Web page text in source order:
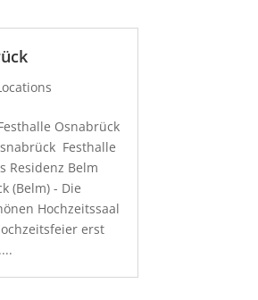
Osnabrück
Festhalle
Residenz Belm
(Belm) - Die
Hochzeitssaal
erst